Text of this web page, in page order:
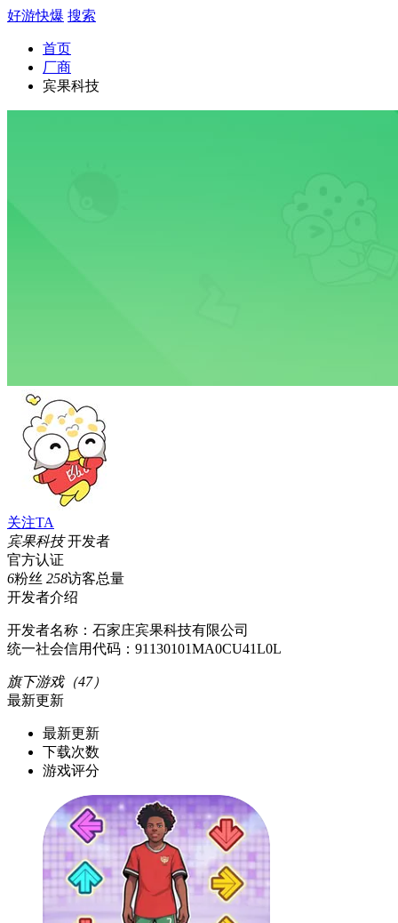
好游快爆 搜索
首页
厂商
宾果科技
关注TA
宾果科技 开发者
官方认证
6粉丝 258访客总量
开发者介绍
开发者名称：石家庄宾果科技有限公司
统一社会信用代码：91130101MA0CU41L0L
旗下游戏（47）
最新更新
最新更新
下载次数
游戏评分